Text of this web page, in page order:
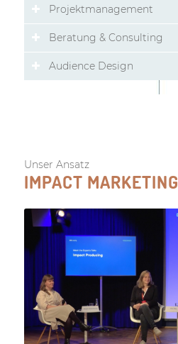
Projektmanagement
Beratung & Consulting
Audience Design
Unser Ansatz
IMPACT MARKETING